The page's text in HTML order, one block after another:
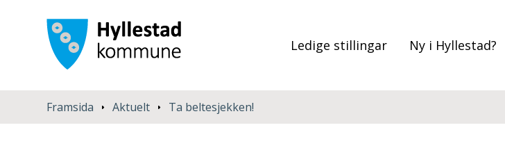
Ledige stillingar Ny i Hyllestad?
Du er her:
Framsida Aktuelt Ta beltesjekken!